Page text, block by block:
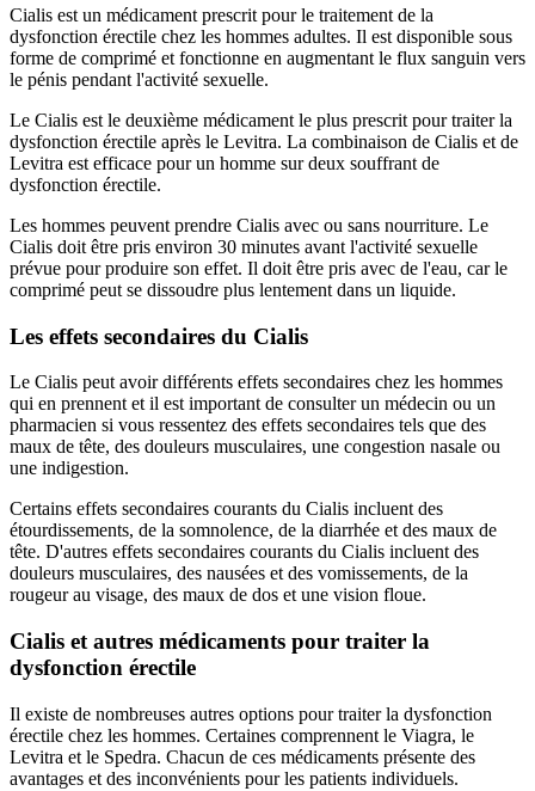
Cialis est un médicament prescrit pour le traitement de la
dysfonction érectile chez les hommes adultes. Il est disponible sous
forme de comprimé et fonctionne en augmentant le flux sanguin vers
le pénis pendant l'activité sexuelle.
Le Cialis est le deuxième médicament le plus prescrit pour traiter la
dysfonction érectile après le Levitra. La combinaison de Cialis et de
Levitra est efficace pour un homme sur deux souffrant de
dysfonction érectile.
Les hommes peuvent prendre Cialis avec ou sans nourriture. Le
Cialis doit être pris environ 30 minutes avant l'activité sexuelle
prévue pour produire son effet. Il doit être pris avec de l'eau, car le
comprimé peut se dissoudre plus lentement dans un liquide.
Les effets secondaires du Cialis
Le Cialis peut avoir différents effets secondaires chez les hommes
qui en prennent et il est important de consulter un médecin ou un
pharmacien si vous ressentez des effets secondaires tels que des
maux de tête, des douleurs musculaires, une congestion nasale ou
une indigestion.
Certains effets secondaires courants du Cialis incluent des
étourdissements, de la somnolence, de la diarrhée et des maux de
tête. D'autres effets secondaires courants du Cialis incluent des
douleurs musculaires, des nausées et des vomissements, de la
rougeur au visage, des maux de dos et une vision floue.
Cialis et autres médicaments pour traiter la
dysfonction érectile
Il existe de nombreuses autres options pour traiter la dysfonction
érectile chez les hommes. Certaines comprennent le Viagra, le
Levitra et le Spedra. Chacun de ces médicaments présente des
avantages et des inconvénients pour les patients individuels.